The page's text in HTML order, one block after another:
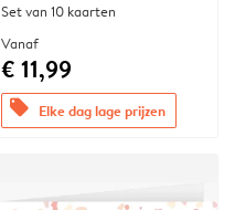
Set van 10 kaarten
Vanaf
€ 11,99
offers Elke dag lage prijzen